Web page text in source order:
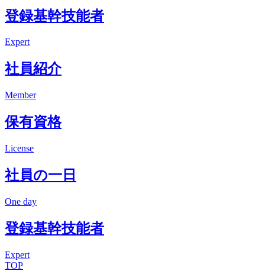
登録基幹技能者
Expert
社員紹介
Member
保有資格
License
社員の一日
One day
登録基幹技能者
Expert
TOP